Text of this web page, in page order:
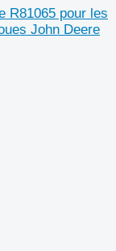
R81065 pour les
John Deere